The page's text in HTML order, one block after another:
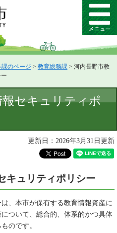
メ
ニ
ー
課のページ > 教育総務課 > 河内長野市教
セキュリティポ
更新日：2026年3月31日更新
キュリティポリシー
、本市が保有する教育情報資産に
ついて、総合的、体系的かつ具体
のです。